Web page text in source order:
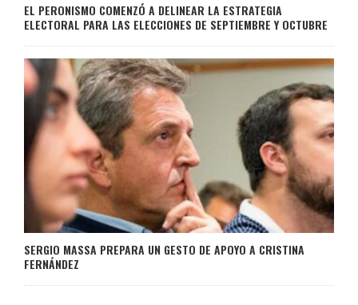
EL PERONISMO COMENZÓ A DELINEAR LA ESTRATEGIA
ELECTORAL PARA LAS ELECCIONES DE SEPTIEMBRE Y OCTUBRE
SERGIO MASSA PREPARA UN GESTO DE APOYO A CRISTINA
FERNÁNDEZ